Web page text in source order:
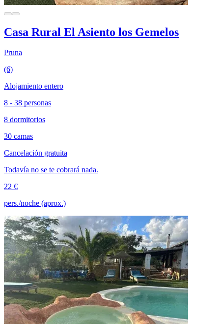
Casa Rural El Asiento los Gemelos
Pruna
(6)
Alojamiento entero
8 - 38 personas
8 dormitorios
30 camas
Cancelación gratuita
Todavía no se te cobrará nada.
22 €
pers./noche (aprox.)